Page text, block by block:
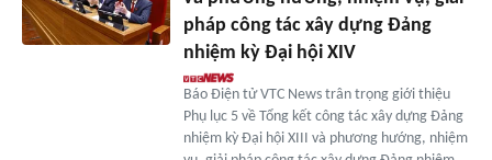
pháp công tác xây dựng Đảng
nhiệm kỳ Đại hội XIV
Báo Điện tử VTC News trân trọng giới thiệu
Phụ lục 5 về Tổng kết công tác xây dựng Đảng
nhiệm kỳ Đại hội XIII và phương hướng, nhiệm